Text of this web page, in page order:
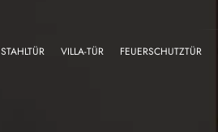
STAHLTÜR VILLA-TÜR FEUERSCHUTZTÜR